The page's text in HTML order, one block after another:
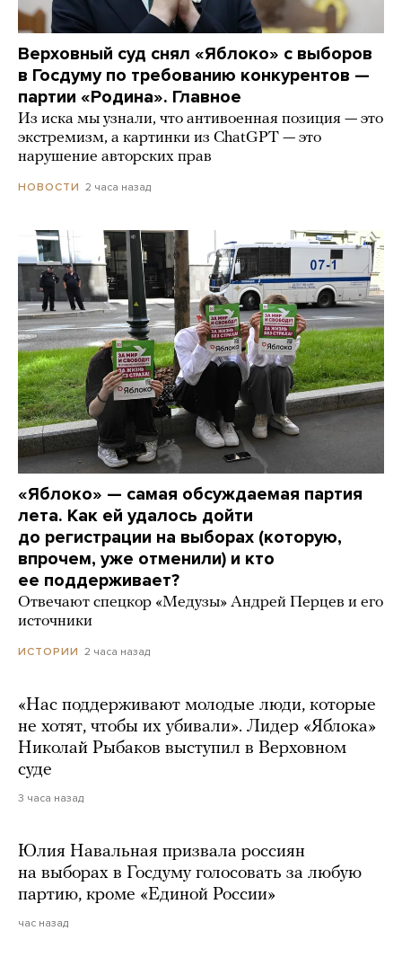
Верховный суд снял «Яблоко» с выборов
в Госдуму по требованию конкурентов —
партии «Родина». Главное
Из иска мы узнали, что антивоенная позиция — это
экстремизм, а картинки из СhatGPT — это
нарушение авторских прав
НОВОСТИ 2 часа назад
«Яблоко» — самая обсуждаемая партия
лета. Как ей удалось дойти
до регистрации на выборах (которую,
впрочем, уже отменили) и кто
ее поддерживает?
Отвечают спецкор «Медузы» Андрей Перцев и его
источники
ИСТОРИИ 2 часа назад
«Нас поддерживают молодые люди, которые
не хотят, чтобы их убивали». Лидер «Яблока»
Николай Рыбаков выступил в Верховном
суде
3 часа назад
Юлия Навальная призвала россиян
на выборах в Госдуму голосовать за любую
партию, кроме «Единой России»
час назад